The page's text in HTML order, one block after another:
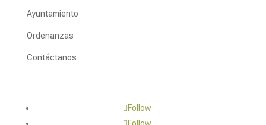
Ayuntamiento
Ordenanzas
Contáctanos
Follow